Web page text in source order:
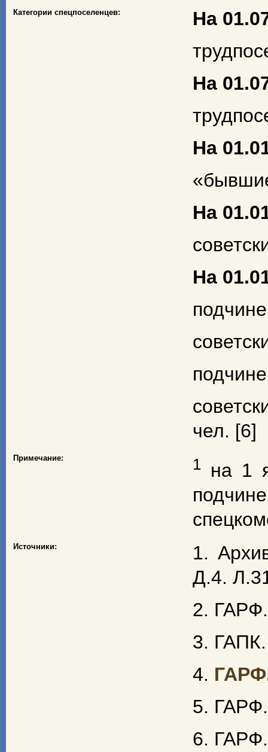
Категории спецпоселенцев:
На
На
На
На
На
чел. [6]
Примечание: 1 на 1
Источники:
1.
Д.4.
2.
3.
4.
5.
6.